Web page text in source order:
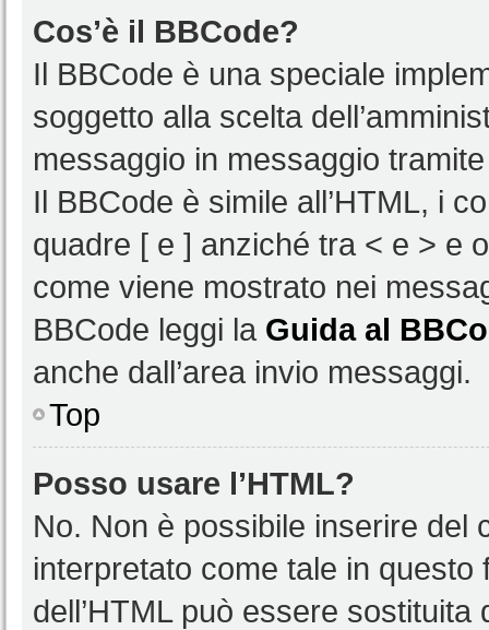
Cos’è il BBCode?
Il BBCode è una speciale
soggetto alla scelta
messaggio in messaggio
Il BBCode è simile all’HTML, i
quadre [ e ] anziché tra < e > e
come viene mostrato nei
BBCode leggi la Guida al
anche dall’area invio messaggi.
Top
Posso usare l’HTML?
No. Non è possibile inserire del
interpretato come tale in
dell’HTML può essere sostituita